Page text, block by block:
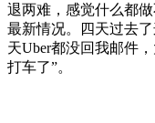
退两难，感觉什么都
最新情况。四天过去
天Uber都没回我邮件
打车了”。